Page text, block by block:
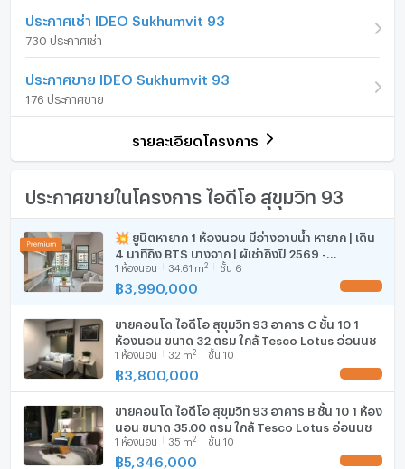
จำนวนห้องนอน
จำนวนห้องน้ำ
โทรศัพท์บ้าน
เครื่องทำน้ำร้อน/น้ำอุ่น
ประตูห้องระบบ digital lock
ตู้เย็น
เครื่องดูดควัน
มีอินเตอร์เน็ตไร้สาย (Wi-Fi) ในห้องพัก
เครื่องซักผ้า
ประกาศเช่า IDEO Sukhumvit 93
730 ประกาศเช่า
ประกาศขาย IDEO Sukhumvit 93
176 ประกาศขาย
รายละเอียดโครงการ
ประกาศขายในโครงการ ไอดีโอ สุขุมวิท 93
💥 ยูนิตหายาก 1 ห้องนอน มีอ่างอาบน้ำ หายาก | เดิน
4 นาทีถึง BTS บางจาก | ผู้เช่าถึงปี 2569 -
U1077246
1 ห้องนอน 34.61 m2 ชั้น 6
฿3,990,000
ขายคอนโด ไอดีโอ สุขุมวิท 93 อาคาร C ชั้น 10 1
ห้องนอน ขนาด 32 ตรม ใกล้ Tesco Lotus อ่อนนุช
1 ห้องนอน 32 m2 ชั้น 10
฿3,800,000
ขายคอนโด ไอดีโอ สุขุมวิท 93 อาคาร B ชั้น 10 1 ห้อง
นอน ขนาด 35.00 ตรม ใกล้ Tesco Lotus อ่อนนุช
1 ห้องนอน 35 m2 ชั้น 10
฿5,346,000